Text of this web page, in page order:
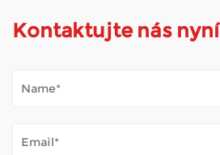
Kontaktujte nás nyní